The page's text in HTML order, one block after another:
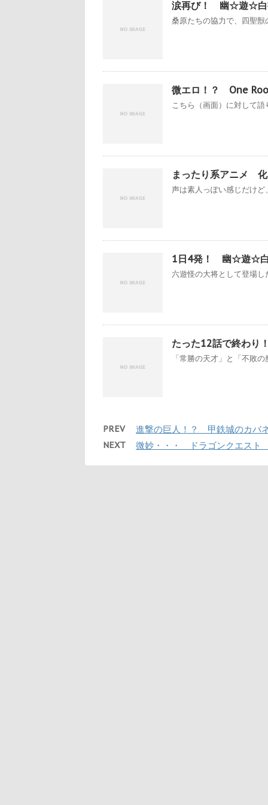
涙再び！ 幽☆遊☆白
桑原たちの協力で、四聖
微エロ！？ One
こちら（画面）に対して
まったり系アニメ
声は素人っぽい感じだけ
1日4発！ 幽☆遊☆
六遊怪の大将として登場
たった12話で終わ
「常勝の天才」と「不敗
PREV 進撃の巨人！？ 甲鉄城のカバ
NEXT 微妙・・・ ドラゴンクエスト